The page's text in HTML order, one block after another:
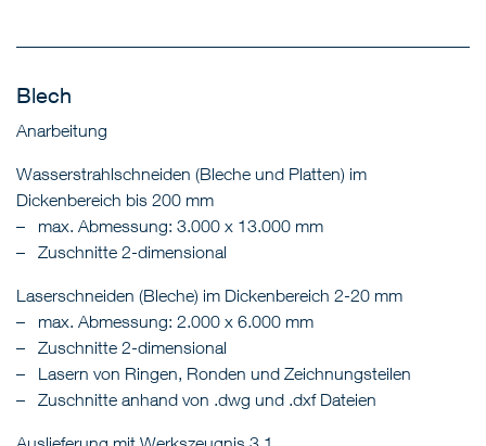
Blech
Anarbeitung
Wasserstrahlschneiden (Bleche und Platten) im
Dickenbereich bis 200 mm
max. Abmessung: 3.000 x 13.000 mm
Zuschnitte 2-dimensional
Laserschneiden (Bleche) im Dickenbereich 2-20 mm
max. Abmessung: 2.000 x 6.000 mm
Zuschnitte 2-dimensional
Lasern von Ringen, Ronden und Zeichnungsteilen
Zuschnitte anhand von .dwg und .dxf Dateien